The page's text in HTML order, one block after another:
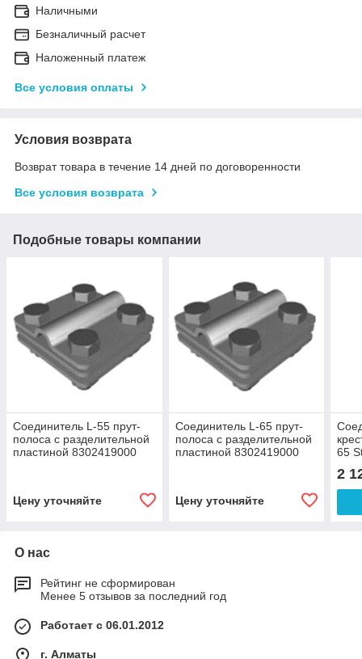
Наличными
Безналичный расчет
Наложенный платеж
Все условия оплаты
Условия возврата
Возврат товара в течение 14 дней по договоренности
Все условия возврата
Подобные товары компании
Соединитель L-55 прут-
полоса с разделительной
пластиной 8302419000
Цену уточняйте
Соединитель L-65 прут-
полоса с разделительной
пластиной 8302419000
Цену уточняйте
65
2
О нас
Рейтинг не сформирован
Менее 5 отзывов за последний год
Работает с 06.01.2012
г. Алматы